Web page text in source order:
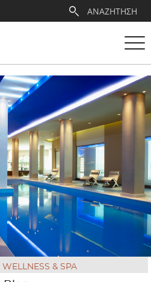
WELLNESS & SPA